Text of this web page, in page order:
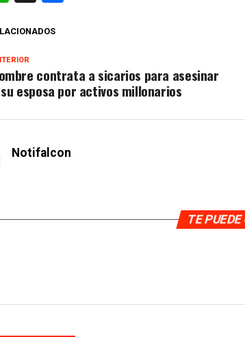
contrata a sicarios para asesinar
esposa por activos millonarios
Notifalcon
TE